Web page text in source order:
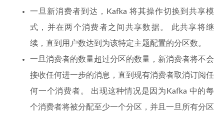
一旦新消费者到达，Kafka 将其操作切换到共享模
式，并在两个消费者之间共享数据。 此共享将继
续，直到用户数达到为该特定主题配置的分区数。
一旦消费者的数量超过分区的数量，新消费者将不会
接收任何进一步的消息，直到现有消费者取消订阅任
何一个消费者。 出现这种情况是因为Kafka 中的每
个消费者将被分配至少一个分区，并且一旦所有分区